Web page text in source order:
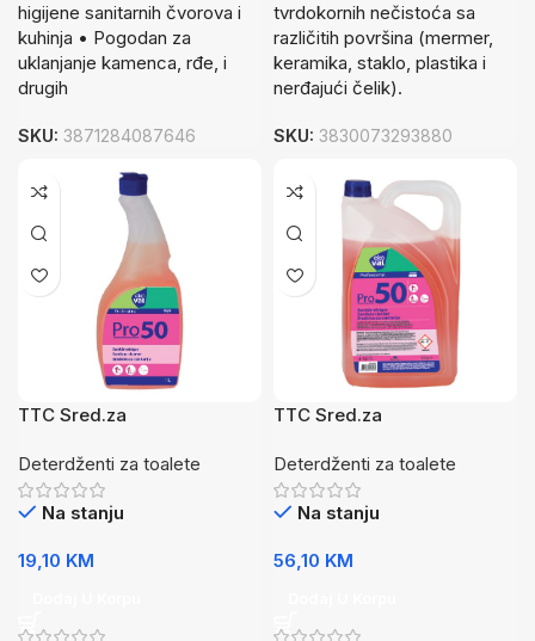
higijene sanitarnih čvorova i
kuhinja • Pogodan za
uklanjanje kamenca, rđe, i
drugih
SKU: 3871284087646
tvrdokornih nečistoća sa
različitih površina (mermer,
keramika, staklo, plastika i
nerđajući čelik).
SKU: 3830073293880
TTC Sred.za
Deterdženti za toalete
Na stanju
19,10 KM
TTC Sred.za
Deterdženti za toalete
Na stanju
56,10 KM